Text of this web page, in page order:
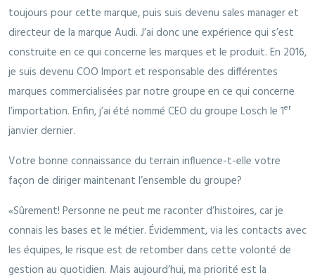
toujours pour cette marque, puis suis devenu sales manager et
directeur de la marque Audi. J’ai donc une expérience qui s’est
construite en ce qui concerne les marques et le produit. En 2016,
je suis devenu COO Import et responsable des différentes
marques commercialisées par notre groupe en ce qui concerne
l’importation. Enfin, j’ai été nommé CEO du groupe Losch le 1er
janvier dernier.
Votre bonne connaissance du terrain influence-t-elle votre
façon de diriger maintenant l’ensemble du groupe?
«Sûrement! Personne ne peut me raconter d’histoires, car je
connais les bases et le métier. Évidemment, via les contacts avec
les équipes, le risque est de retomber dans cette volonté de
gestion au quotidien. Mais aujourd’hui, ma priorité est la